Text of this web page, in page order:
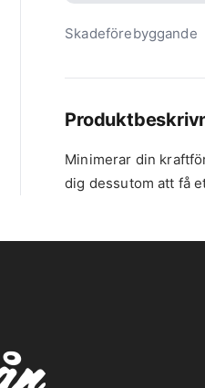
Skadeförebyggande
Minimerar din
dig dessutom att få